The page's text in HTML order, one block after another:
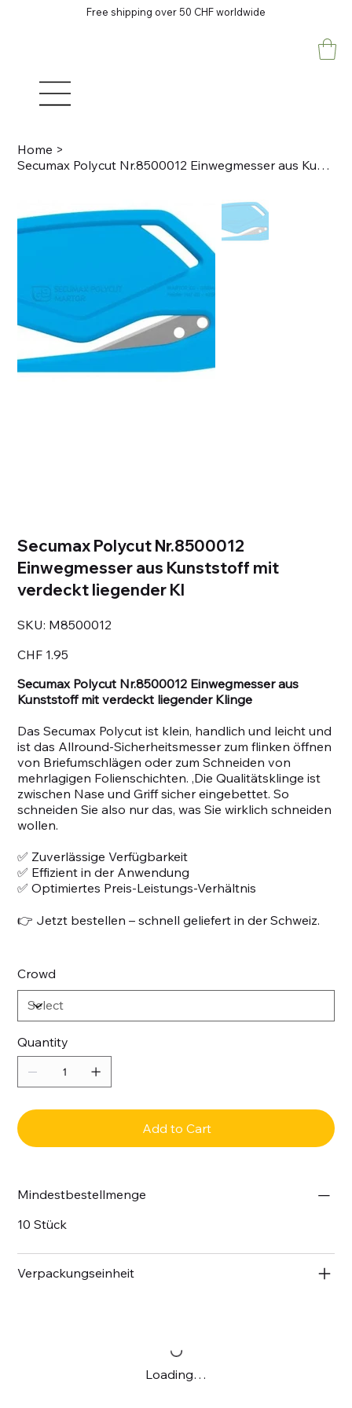
Free shipping over 50 CHF worldwide
Home >
Secumax Polycut Nr.8500012 Einwegmesser aus Kunststoff mit verdeckt liegender Kl
Secumax Polycut Nr.8500012
Einwegmesser aus Kunststoff mit
verdeckt liegender Kl
SKU: SKU
M8500012
M8500012
CHF 1.95
Secumax Polycut Nr.8500012 Einwegmesser aus
Kunststoff mit verdeckt liegender Klinge
Das Secumax Polycut ist klein, handlich und leicht und
ist das Allround-Sicherheitsmesser zum flinken öffnen
von Briefumschlägen oder zum Schneiden von
mehrlagigen Folienschichten. ,Die Qualitätsklinge ist
zwischen Nase und Griff sicher eingebettet. So
schneiden Sie also nur das, was Sie wirklich schneiden
wollen.
✅ Zuverlässige Verfügbarkeit
✅ Effizient in der Anwendung
✅ Optimiertes Preis-Leistungs-Verhältnis
👉 Jetzt bestellen – schnell geliefert in der Schweiz.
Crowd
Quantity
Add to Cart
Mindestbestellmenge
10 Stück
Verpackungseinheit
Loading…